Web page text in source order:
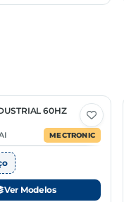
60HZ
MECTRONIC
Ver Modelos